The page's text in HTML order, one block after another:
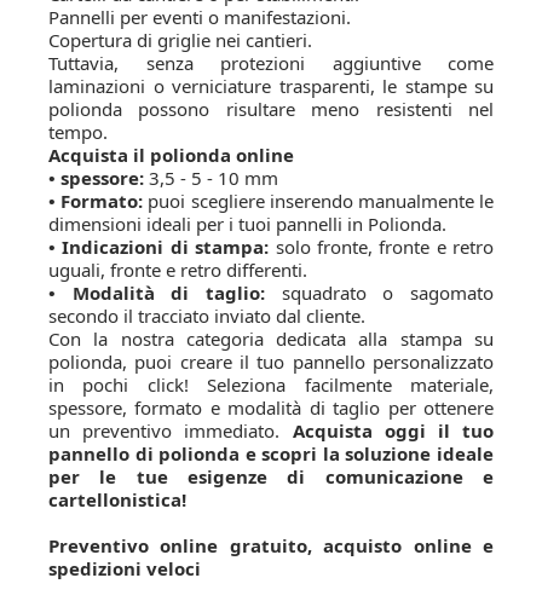
Pannelli per eventi o manifestazioni.
Copertura di griglie nei cantieri.
Tuttavia, senza protezioni aggiuntive come
laminazioni o verniciature trasparenti, le stampe su
polionda possono risultare meno resistenti nel
tempo.
Acquista il polionda online
• spessore: 3,5 - 5 - 10 mm
• Formato: puoi scegliere inserendo manualmente le
dimensioni ideali per i tuoi pannelli in Polionda.
• Indicazioni di stampa: solo fronte, fronte e retro
uguali, fronte e retro differenti.
• Modalità di taglio: squadrato o sagomato
secondo il tracciato inviato dal cliente.
Con la nostra categoria dedicata alla stampa su
polionda, puoi creare il tuo pannello personalizzato
in pochi click! Seleziona facilmente materiale,
spessore, formato e modalità di taglio per ottenere
un preventivo immediato. Acquista oggi il tuo
pannello di polionda e scopri la soluzione ideale
per le tue esigenze di comunicazione e
cartellonistica!
Preventivo online gratuito, acquisto online e
spedizioni veloci